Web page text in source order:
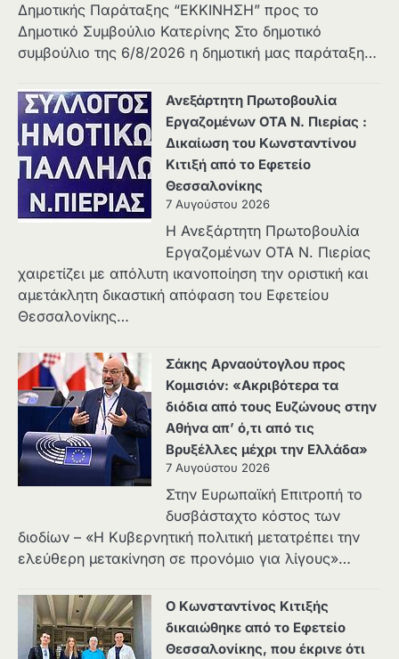
Δημοτικής Παράταξης “ΕΚΚΙΝΗΣΗ” προς το
Δημοτικό Συμβούλιο Κατερίνης Στο δημοτικό
συμβούλιο της 6/8/2026 η δημοτική μας παράταξη…
Ανεξάρτητη Πρωτοβουλία
Εργαζομένων ΟΤΑ Ν. Πιερίας :
Δικαίωση του Κωνσταντίνου
Κιτιξή από το Εφετείο
Θεσσαλονίκης
7 Αυγούστου 2026
Η Ανεξάρτητη Πρωτοβουλία
Εργαζομένων ΟΤΑ Ν. Πιερίας
χαιρετίζει με απόλυτη ικανοποίηση την οριστική και
αμετάκλητη δικαστική απόφαση του Εφετείου
Θεσσαλονίκης…
Σάκης Αρναούτογλου προς
Κομισιόν: «Ακριβότερα τα
διόδια από τους Ευζώνους στην
Αθήνα απ’ ό,τι από τις
Βρυξέλλες μέχρι την Ελλάδα»
7 Αυγούστου 2026
Στην Ευρωπαϊκή Επιτροπή το
δυσβάσταχτο κόστος των
διοδίων – «Η Κυβερνητική πολιτική μετατρέπει την
ελεύθερη μετακίνηση σε προνόμιο για λίγους»…
Ο Κωνσταντίνος Κιτιξής
δικαιώθηκε από το Εφετείο
Θεσσαλονίκης, που έκρινε ότι